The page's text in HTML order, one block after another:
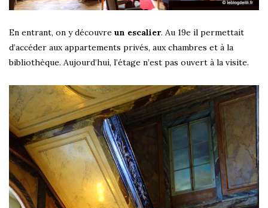
En entrant, on y découvre un escalier. Au 19e il permettait
d’accéder aux appartements privés, aux chambres et à la
bibliothèque. Aujourd’hui, l’étage n’est pas ouvert à la visite.